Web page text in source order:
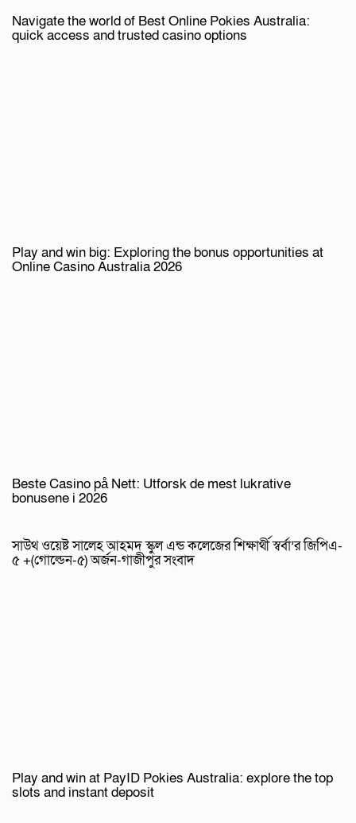
Navigate the world of Best Online Pokies Australia:
quick access and trusted casino options
Play and win big: Exploring the bonus opportunities at
Online Casino Australia 2026
Beste Casino på Nett: Utforsk de mest lukrative
bonusene i 2026
সাউথ ওয়েষ্ট সালেহ আহমদ স্কুল এন্ড কলেজের শিক্ষার্থী স্বর্বা’র জিপিএ-
৫ +(গোল্ডেন-৫) অর্জন-গাজীপুর সংবাদ
Play and win at PayID Pokies Australia: explore the top
slots and instant deposit